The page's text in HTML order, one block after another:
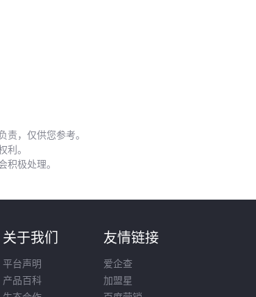
：茶水、咖啡等液体停留超过15分钟就可能留下永
时需要控制转速和压力。
质上是在平衡美学需求和实用考量。重点关注纹理
理性能和后期养护成本这三个维度，就能找到最适
责，仅供您参考。
利。
积极处理。
关于我们
平台声明
产品百科
友情链接
爱企查
加盟星